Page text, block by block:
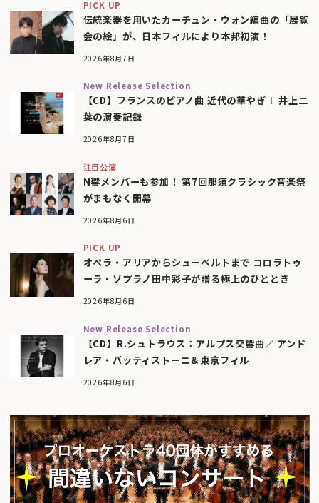
PICK UP
伝統楽器を用いたカーチュン・ウォン編曲の「展覧
会の絵」が、日本フィルにより本邦初演！
2026年8月7日
New Release Selection
【CD】フランスのピアノ曲 近代の華やぎⅠ 井上二
葉の演奏記録
2026年8月7日
注目公演
N響メンバーも参加！ 第7回那須クラシック音楽祭
がまもなく開幕
2026年8月6日
PICK UP
オペラ・アリアからシューベルトまで コロラトゥ
ーラ・ソプラノ田中彩子が贈る極上のひととき
2026年8月6日
New Release Selection
【CD】R.シュトラウス：アルプス交響曲／ アンド
レア・バッティストーニ＆東京フィル
2026年8月6日